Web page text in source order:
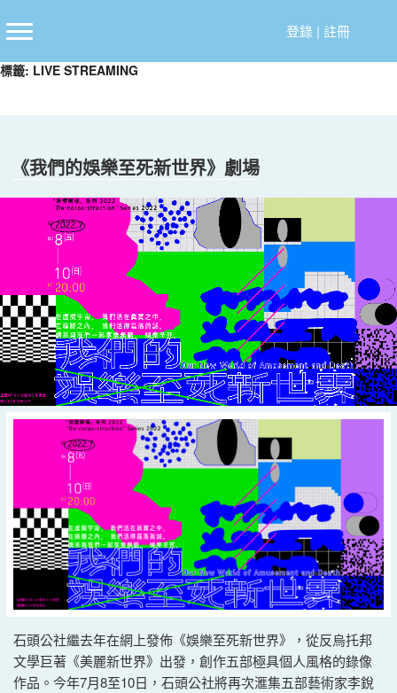
至
要
登錄| 註冊
標籤: LIVE STREAMING
《我們的娛樂至死新世界》劇場
石頭公社繼去年在網上發佈《娛樂至死新世界》，從反烏托邦
文學巨著《美麗新世界》出發，創作五部極具個人風格的錄像
作品。今年7月8至10日，石頭公社將再次滙集五部藝術家李銳